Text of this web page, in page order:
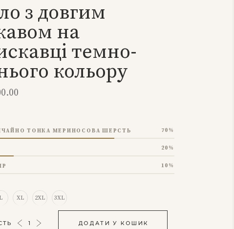
з довгим
на
темно-
кольору
ТОНКА МЕРИНОСОВА ШЕРСТЬ 70
20
10
L XL 2XL 3XL
ДОДАТИ У КОШИК